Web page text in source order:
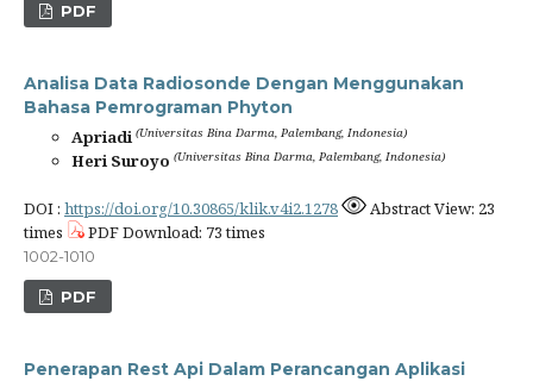
PDF
Analisa Data Radiosonde Dengan Menggunakan
Bahasa Pemrograman Phyton
Apriadi (Universitas Bina Darma, Palembang, Indonesia)
Heri Suroyo (Universitas Bina Darma, Palembang, Indonesia)
DOI : https://doi.org/10.30865/klik.v4i2.1278
Abstract View: 23
times
PDF Download: 73 times
1002-1010
PDF
Penerapan Rest Api Dalam Perancangan Aplikasi